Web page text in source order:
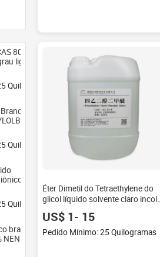
8050-09-7
ligeiro
ww
Quilogramas
Ácido
02-6
Quilogramas
DMPA
Quilogramas
branco CAS
Éter Dimetil do Tetraethylene do
glicol líquido solvente claro
TEDM DMTEG CAS NENHUM
24-8
US$ 1- 15
Pedido Mínimo: 25 Quilogramas